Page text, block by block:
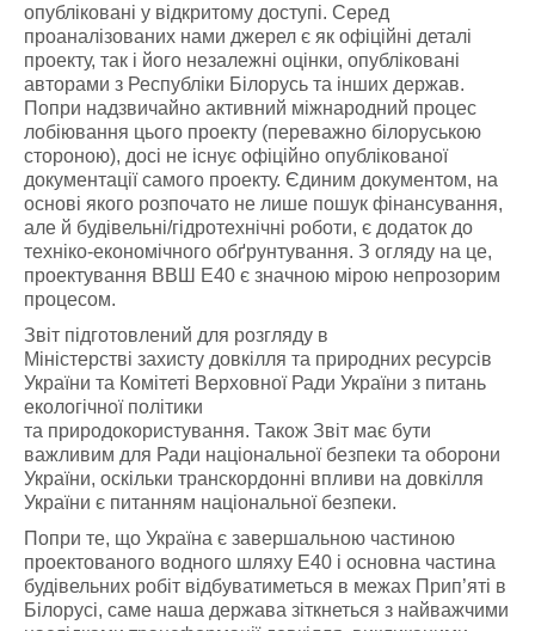
опубліковані у відкритому доступі. Серед
проаналізованих нами джерел є як офіційні деталі
проекту, так і його незалежні оцінки, опубліковані
авторами з Республіки Білорусь та інших держав.
Попри надзвичайно активний міжнародний процес
лобіювання цього проекту (переважно білоруською
стороною), досі не існує офіційно опублікованої
документації самого проекту. Єдиним документом, на
основі якого розпочато не лише пошук фінансування,
але й будівельні/гідротехнічні роботи, є додаток до
техніко-економічного обґрунтування. З огляду на це,
проектування ВВШ Е40 є значною мірою непрозорим
процесом.
Звіт підготовлений для розгляду в
Міністерстві захисту довкілля та природних ресурсів
України та Комітеті Верховної Ради України з питань
екологічної політики
та природокористування. Також Звіт має бути
важливим для Ради національної безпеки та оборони
України, оскільки транскордонні впливи на довкілля
України є питанням національної безпеки.
Попри те, що Україна є завершальною частиною
проектованого водного шляху Е40 і основна частина
будівельних робіт відбуватиметься в межах Прип’яті в
Білорусі, саме наша держава зіткнеться з найважчими